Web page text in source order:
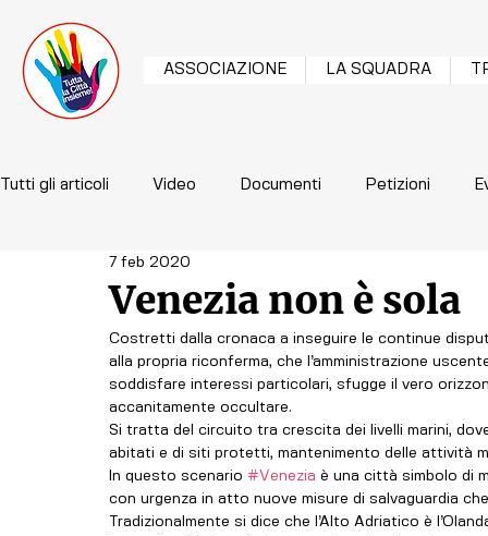
ASSOCIAZIONE LA SQUADRA
Tutti gli articoli Video Documenti Petizioni
Venezia non è sola
7 feb 2020
Costretti dalla cronaca a inseguire le continue
alla propria riconferma, che l’amministrazione
soddisfare interessi particolari, sfugge il vero
accanitamente occultare.
Si tratta del circuito tra crescita dei livelli marini,
abitati e di siti protetti, mantenimento delle attività
In questo scenario #Venezia è una città simbolo di
con urgenza in atto nuove misure di salvaguardia
Tradizionalmente si dice che l’Alto Adriatico è